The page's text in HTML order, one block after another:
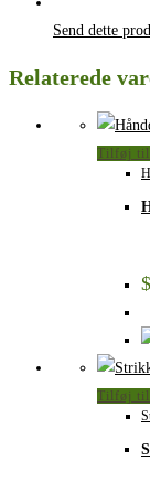
Send dette
Relaterede
Tilføj til
$
Tilføj til